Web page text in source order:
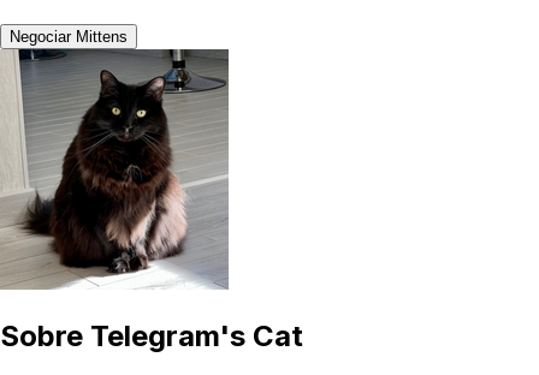
Negociar Mittens
Sobre Telegram's Cat